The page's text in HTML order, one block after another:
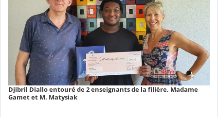
Djibril Diallo entouré de 2 enseignants de la filière, Madame
Gamet et M. Matysiak